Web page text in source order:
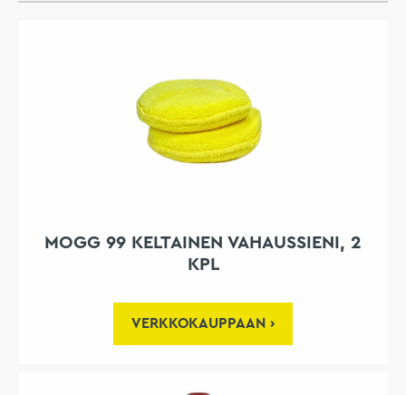
MOGG 99 KELTAINEN VAHAUSSIENI, 2
KPL
VERKKOKAUPPAAN